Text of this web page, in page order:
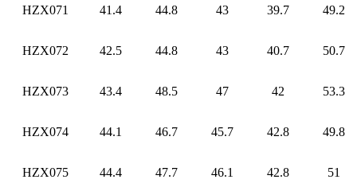
HZX071 41.4 44.8 43 39.7 49.2
HZX072 42.5 44.8 43 40.7 50.7
HZX073 43.4 48.5 47 42 53.3
HZX074 44.1 46.7 45.7 42.8 49.8
HZX075 44.4 47.7 46.1 42.8 51